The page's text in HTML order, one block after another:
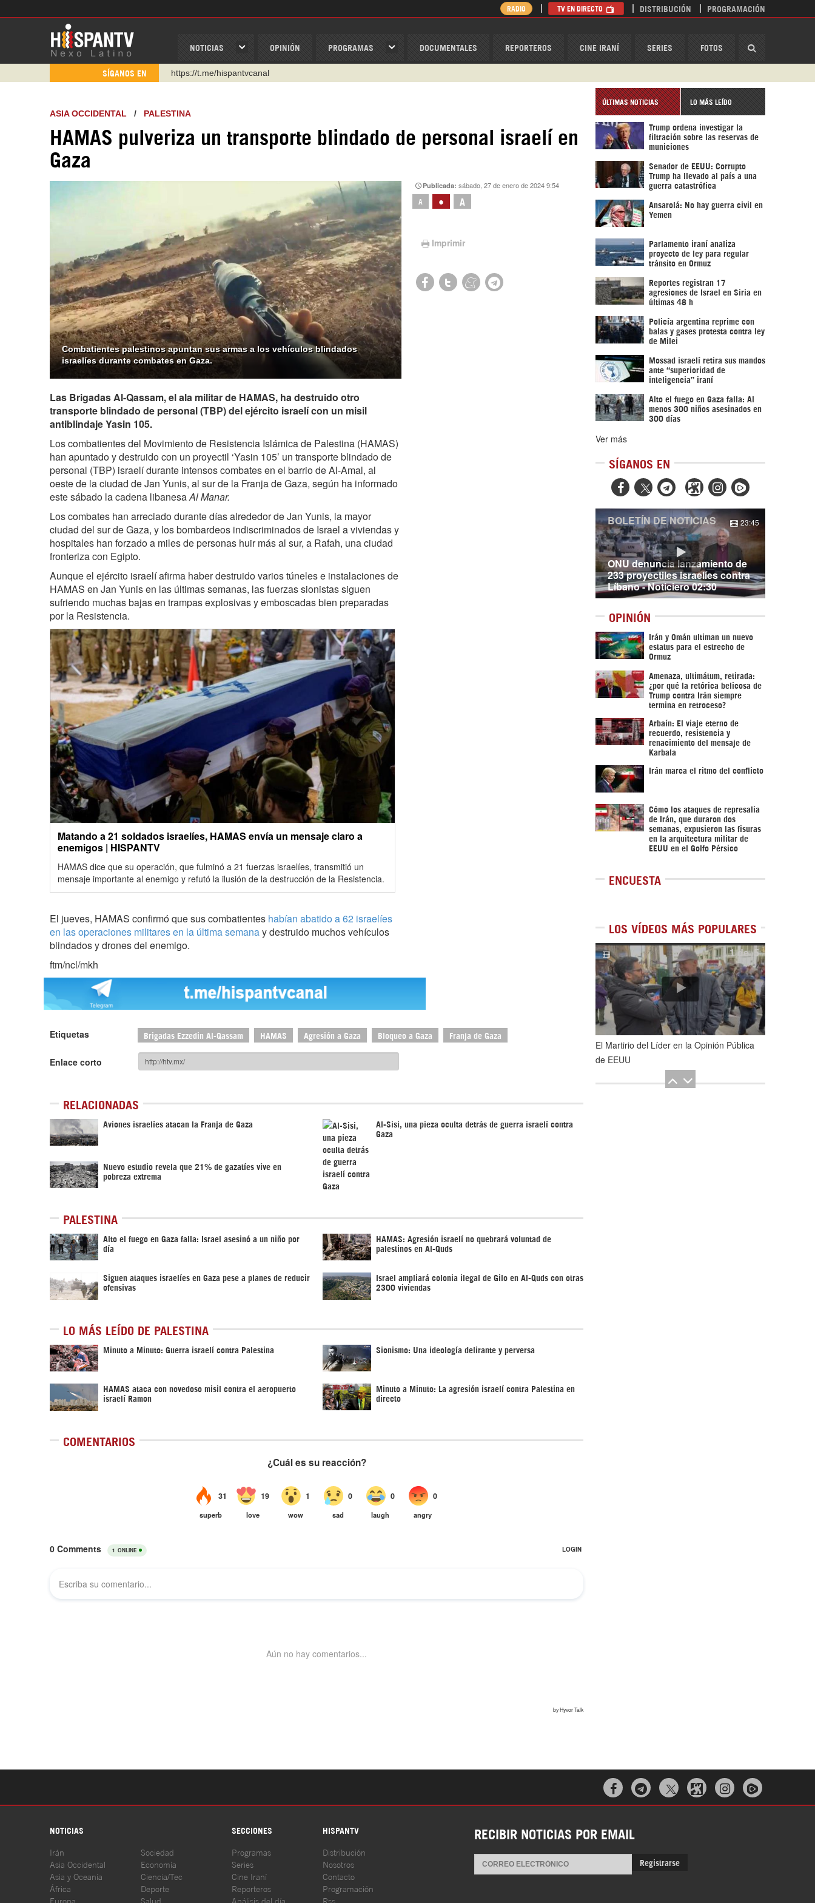
NOTICIAS OPINIÓN PROGRAMAS DOCUMENTALES REPORTEROS CINE IRANÍ SERIES FOTOS
RADIO TV EN DIRECTO DISTRIBUCIÓN PROGRAMACIÓN
SÍGANOS EN
https://urmedium.com/c/hispantv
Instagram como: hispan_tv
https://www.facebook.com/Nexolatino.Canal
https://www.youtube.com/@nexo_latino
https://t.me/hispantvcanal
ASIA OCCIDENTAL / PALESTINA
HAMAS pulveriza un transporte blindado de personal israelí en
Gaza
Combatientes palestinos apuntan sus armas a los vehículos blindados
israelíes durante combates en Gaza.
Publicada:sábado, 27 de enero de 2024 9:54
A • A
Imprimir
Las Brigadas Al-Qassam, el ala militar de HAMAS, ha destruido otro
transporte blindado de personal (TBP) del ejército israelí con un misil
antiblindaje Yasin 105.
Los combatientes del Movimiento de Resistencia Islámica de Palestina (HAMAS)
han apuntado y destruido con un proyectil ‘Yasin 105’ un transporte blindado de
personal (TBP) israelí durante intensos combates en el barrio de Al-Amal, al
oeste de la ciudad de Jan Yunis, al sur de la Franja de Gaza, según ha informado
este sábado la cadena libanesaAl Manar.
Los combates han arreciado durante días alrededor de Jan Yunis, la mayor
ciudad del sur de Gaza, y los bombardeos indiscriminados de Israel a viviendas y
hospitales han forzado a miles de personas huir más al sur, a Rafah, una ciudad
fronteriza con Egipto.
Aunque el ejército israelí afirma haber destruido varios túneles e instalaciones de
HAMAS en Jan Yunis en las últimas semanas, las fuerzas sionistas siguen
sufriendo muchas bajas en trampas explosivas y emboscadas bien preparadas
por la Resistencia.
Matando a 21 soldados israelíes, HAMAS envía un mensaje claro a
enemigos | HISPANTV
HAMAS dice que su operación, que fulminó a 21 fuerzas israelíes, transmitió un
mensaje importante al enemigo y refutó la ilusión de la destrucción de la Resistencia.
El jueves, HAMAS confirmó que sus combatientes habían abatido a 62 israelíes
en las operaciones militares en la última semanay destruido muchos vehículos
blindados y drones del enemigo.
ftm/ncl/mkh
Etiquetas Brigadas Ezzedin Al-Qassam HAMAS Agresión a Gaza Bloqueo a Gaza Franja de Gaza
Enlace corto
RELACIONADAS
Aviones israelíes atacan la Franja de Gaza Al-Sisi, una pieza oculta detrás de guerra israelí contra
Gaza
Nuevo estudio revela que 21% de gazatíes vive en
pobreza extrema
PALESTINA
Alto el fuego en Gaza falla: Israel asesinó a un niño por
día
HAMAS: Agresión israelí no quebrará voluntad de
palestinos en Al-Quds
Siguen ataques israelíes en Gaza pese a planes de reducir
ofensivas
Israel ampliará colonia ilegal de Gilo en Al-Quds con otras
2300 viviendas
LO MÁS LEÍDO DE PALESTINA
Minuto a Minuto: Guerra israelí contra Palestina Sionismo: Una ideología delirante y perversa
HAMAS ataca con novedoso misil contra el aeropuerto
israelí Ramon
Minuto a Minuto: La agresión israelí contra Palestina en
directo
COMENTARIOS
ÚLTIMAS NOTICIAS LO MÁS LEÍDO
Trump ordena investigar la
filtración sobre las reservas de
municiones
Senador de EEUU: Corrupto
Trump ha llevado al país a una
guerra catastrófica
Ansarolá: No hay guerra civil en
Yemen
Parlamento iraní analiza
proyecto de ley para regular
tránsito en Ormuz
Reportes registran 17
agresiones de Israel en Siria en
últimas 48 h
Policía argentina reprime con
balas y gases protesta contra ley
de Milei
Mossad israelí retira sus mandos
ante “superioridad de
inteligencia” iraní
Alto el fuego en Gaza falla: Al
menos 300 niños asesinados en
300 días
Ver más
SÍGANOS EN
  
ONU denuncia lanzamiento de
233 proyectiles israelíes contra
Líbano - Noticiero 02:30
BOLETÍN DE NOTICIAS 23:45
OPINIÓN
Irán y Omán ultiman un nuevo
estatus para el estrecho de
Ormuz
Amenaza, ultimátum, retirada:
¿por qué la retórica belicosa de
Trump contra Irán siempre
termina en retroceso?
Arbaín: El viaje eterno de
recuerdo, resistencia y
renacimiento del mensaje de
Karbala
Irán marca el ritmo del conflicto
Cómo los ataques de represalia
de Irán, que duraron dos
semanas, expusieron las fisuras
en la arquitectura militar de
EEUU en el Golfo Pérsico
ENCUESTA
LOS VÍDEOS MÁS POPULARES
1de5
El Martirio del Líder en la Opinión Pública
de EEUU
  
NOTICIAS SECCIONES HISPANTV
Irán
Asia Occidental
Asia y Oceanía
África
Europa
Sociedad
Economía
Ciencia/Tec
Deporte
Salud
Programas
Series
Cine Iraní
Reporteros
Análisis del día
Distribución
Nosotros
Contacto
Programación
Rss
RECIBIR NOTICIAS POR EMAIL
Registrarse